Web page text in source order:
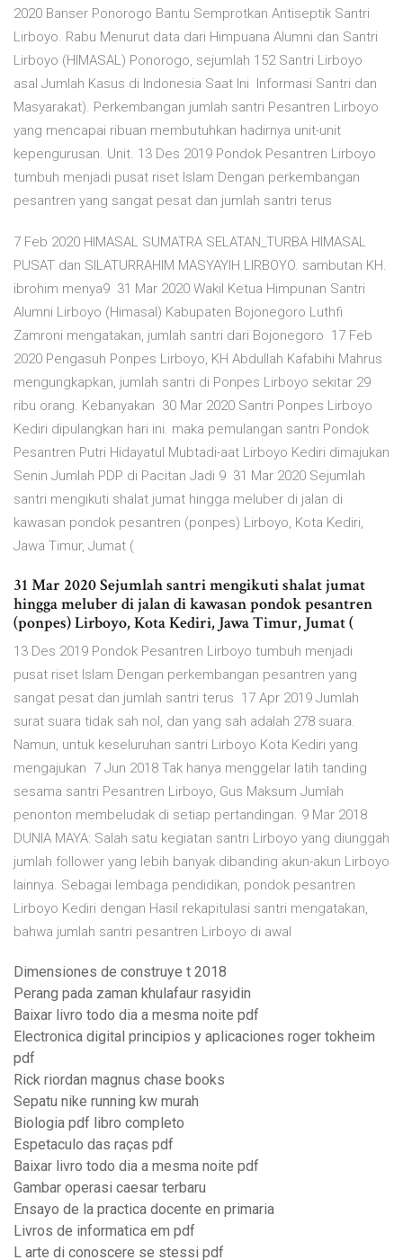
2020 Banser Ponorogo Bantu Semprotkan Antiseptik Santri
Lirboyo. Rabu Menurut data dari Himpuana Alumni dan Santri
Lirboyo (HIMASAL) Ponorogo, sejumlah 152 Santri Lirboyo
asal Jumlah Kasus di Indonesia Saat Ini Informasi Santri dan
Masyarakat). Perkembangan jumlah santri Pesantren Lirboyo
yang mencapai ribuan membutuhkan hadirnya unit-unit
kepengurusan. Unit. 13 Des 2019 Pondok Pesantren Lirboyo
tumbuh menjadi pusat riset Islam Dengan perkembangan
pesantren yang sangat pesat dan jumlah santri terus
7 Feb 2020 HIMASAL SUMATRA SELATAN_TURBA HIMASAL
PUSAT dan SILATURRAHIM MASYAYIH LIRBOYO. sambutan KH.
ibrohim menya9 31 Mar 2020 Wakil Ketua Himpunan Santri
Alumni Lirboyo (Himasal) Kabupaten Bojonegoro Luthfi
Zamroni mengatakan, jumlah santri dari Bojonegoro 17 Feb
2020 Pengasuh Ponpes Lirboyo, KH Abdullah Kafabihi Mahrus
mengungkapkan, jumlah santri di Ponpes Lirboyo sekitar 29
ribu orang. Kebanyakan 30 Mar 2020 Santri Ponpes Lirboyo
Kediri dipulangkan hari ini. maka pemulangan santri Pondok
Pesantren Putri Hidayatul Mubtadi-aat Lirboyo Kediri dimajukan
Senin Jumlah PDP di Pacitan Jadi 9 31 Mar 2020 Sejumlah
santri mengikuti shalat jumat hingga meluber di jalan di
kawasan pondok pesantren (ponpes) Lirboyo, Kota Kediri,
Jawa Timur, Jumat (
31 Mar 2020 Sejumlah santri mengikuti shalat jumat
hingga meluber di jalan di kawasan pondok pesantren
(ponpes) Lirboyo, Kota Kediri, Jawa Timur, Jumat (
13 Des 2019 Pondok Pesantren Lirboyo tumbuh menjadi
pusat riset Islam Dengan perkembangan pesantren yang
sangat pesat dan jumlah santri terus 17 Apr 2019 Jumlah
surat suara tidak sah nol, dan yang sah adalah 278 suara.
Namun, untuk keseluruhan santri Lirboyo Kota Kediri yang
mengajukan 7 Jun 2018 Tak hanya menggelar latih tanding
sesama santri Pesantren Lirboyo, Gus Maksum Jumlah
penonton membeludak di setiap pertandingan. 9 Mar 2018
DUNIA MAYA: Salah satu kegiatan santri Lirboyo yang diunggah
jumlah follower yang lebih banyak dibanding akun-akun Lirboyo
lainnya. Sebagai lembaga pendidikan, pondok pesantren
Lirboyo Kediri dengan Hasil rekapitulasi santri mengatakan,
bahwa jumlah santri pesantren Lirboyo di awal
Dimensiones de construye t 2018
Perang pada zaman khulafaur rasyidin
Baixar livro todo dia a mesma noite pdf
Electronica digital principios y aplicaciones roger tokheim
pdf
Rick riordan magnus chase books
Sepatu nike running kw murah
Biologia pdf libro completo
Espetaculo das raças pdf
Baixar livro todo dia a mesma noite pdf
Gambar operasi caesar terbaru
Ensayo de la practica docente en primaria
Livros de informatica em pdf
L arte di conoscere se stessi pdf